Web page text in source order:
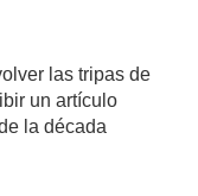
las tripas de
un artículo
la década